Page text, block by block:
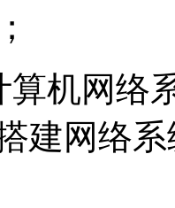
算机网络
建网络